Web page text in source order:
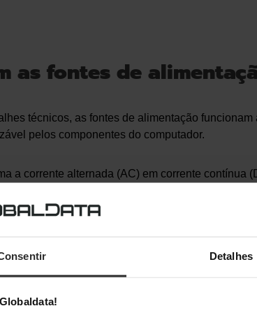
Detalhes
as fontes de
técnicos, as fontes de alimentação funcionam
pelos componentes do computador.
a corrente alternada (AC) em corrente contínua
torna a fonte de alimentação num dos
a fonte de alimentação não funcione, o resto
por isso que se deve optar por marcas de